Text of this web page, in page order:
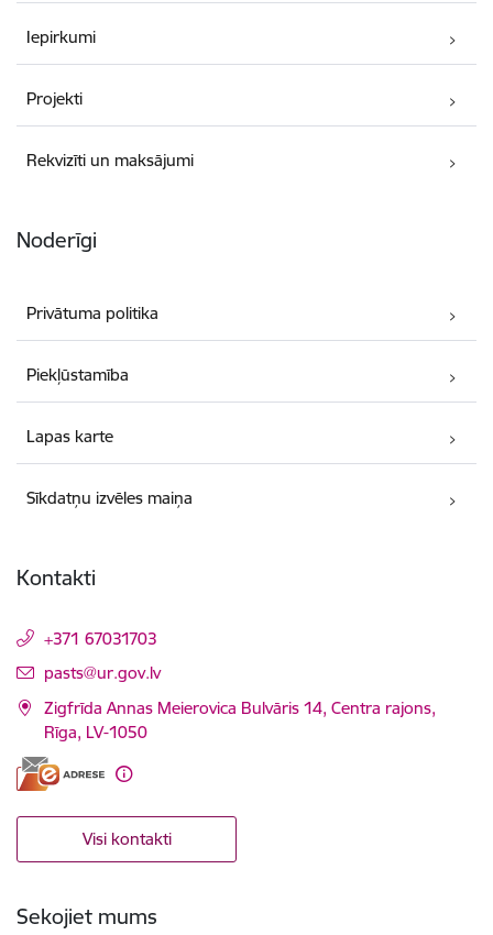
Iepirkumi
Projekti
Rekvizīti un maksājumi
Noderīgi
Privātuma politika
Piekļūstamība
Lapas karte
Sīkdatņu izvēles maiņa
Kontakti
+371 67031703
E-pasts:
pasts@ur.gov.lv
Zigfrīda Annas Meierovica Bulvāris 14, Centra rajons,
Rīga, LV-1050
Visi kontakti
Sekojiet mums